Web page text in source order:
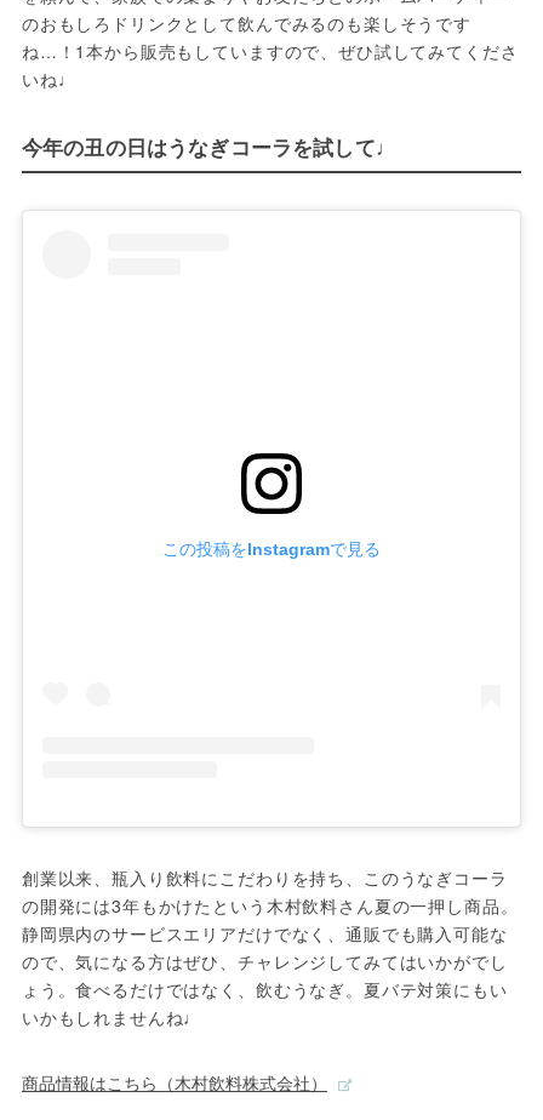
のおもしろドリンクとして飲んでみるのも楽しそうです
ね…！1本から販売もしていますので、ぜひ試してみてくださ
いね♩
今年の丑の日はうなぎコーラを試して♩
この投稿をInstagramで見る
創業以来、瓶入り飲料にこだわりを持ち、このうなぎコーラ
の開発には3年もかけたという木村飲料さん夏の一押し商品。
静岡県内のサービスエリアだけでなく、通販でも購入可能な
ので、気になる方はぜひ、チャレンジしてみてはいかがでし
ょう。食べるだけではなく、飲むうなぎ。夏バテ対策にもい
いかもしれませんね♩
商品情報はこちら（木村飲料株式会社）